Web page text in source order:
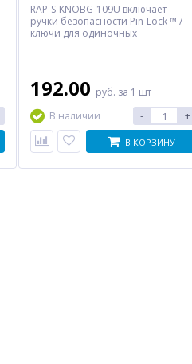
RAP-S-KNOBG-109U включает
ручки безопасности Pin-Lock ™ /
ключи для одиночных
192.00 руб. за 1 шт
В наличии
- +
В КОРЗИНУ